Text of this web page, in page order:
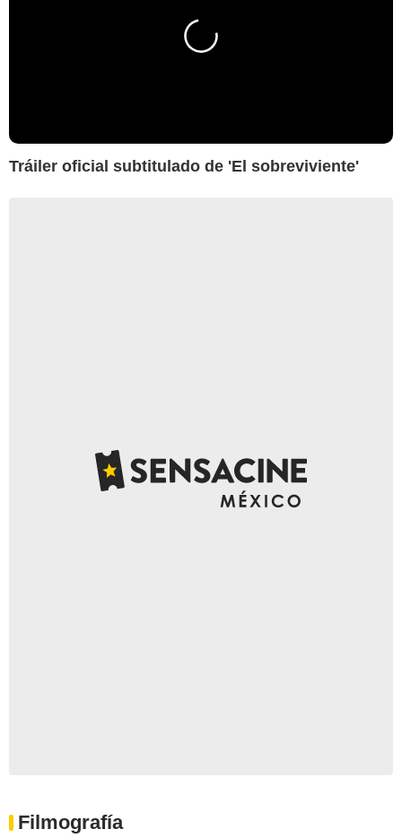
Tráiler oficial subtitulado de 'El sobreviviente'
Filmografía